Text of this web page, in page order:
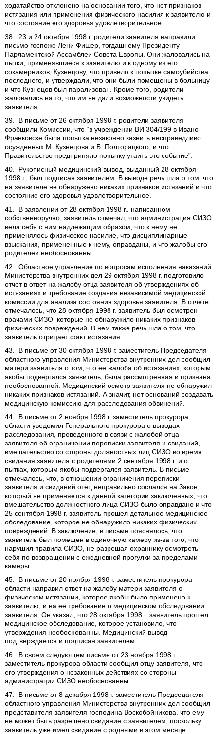
ходатайство отклонено на основании того, что нет признаков
истязания или применения физического насилия к заявителю и
что состояние его здоровья удовлетворительное.
38. 23 и 24 октября 1998 г. родители заявителя направили
письмо госпоже Лени Фишер, тогдашнему Президенту
Парламентской Ассамблеи Совета Европы. Они жаловались на
пытки, применявшиеся к заявителю и к одному из его
сокамерников, Кузнецову, что привело к попытке самоубийства
последнего, и утверждали, что они были помещены в больницу
и что Кузнецов был парализован. Кроме того, родители
жаловались на то, что им не дали возможности увидеть
заявителя.
39. В письме от 26 октября 1998 г. родители заявителя
сообщили Комиссии, что “в учреждении ВИ 304/199 в Ивано-
Франковске была попытка незаконно казнить несправедливо
осужденных М. Кузнецова и Б. Полторацкого, и что
Правительство предприняло попытку утаить это событие”.
40. Рукописный медицинский вывод, выданный 28 октября
1998 г., был подписан заявителем. В выводе речь шла о том, что
на заявителе не обнаружено никаких признаков истязаний и что
состояние его здоровья удовлетворительное.
41. В заявлении от 28 октября 1998 г., написанном
собственноручно, заявитель отмечал, что администрация СИЗО
вела себя с ним надлежащим образом, что к нему не
применялось физическое насилие, что дисциплинарные
взыскания, примененные к нему, оправданы, и что жалобы его
родителей необоснованны.
42. Областное управление по вопросам исполнения наказаний
Министерства внутренних дел 29 октября 1998 г. подготовило
отчет в ответ на жалобу отца заявителя об утверждениях об
истязаниях и требование создания независимой медицинской
комиссии для анализа состояния здоровья заявителя. В отчете
отмечалось, что 28 октября 1998 г. заявитель был осмотрен
врачами СИЗО, которые не обнаружило никаких признаков
физических повреждений. В нем также речь шла о том, что
заявитель отрицает факт истязания.
43. В письме от 30 октября 1998 г. заместитель Председателя
областного управления Министерства внутренних дел сообщил
матери заявителя о том, что ее жалоба об истязаниях, которым
якобы подвергался заявитель, была рассмотренная и признана
необоснованной. Медицинский осмотр заявителя не обнаружил
никаких признаков истязаний. А значит, нет оснований создавать
медицинскую комиссию для расследования обвинений.
44. В письме от 2 ноября 1998 г. заместитель прокурора
области уведомил Генерального прокурора о выводах
расследования, проведенного в связи с жалобой отца
заявителя об ограничении переписки заявителя и свиданий,
вмешательство со стороны должностных лиц СИЗО во время
свидания заявителя с родителями 2 сентября 1998 г. и о
пытках, которым якобы подвергался заявитель. В письме
отмечалось, что, в отношении ограничения переписки
заявителя и свиданий отец неправильно сослался на Закон,
который не применяется к данной категории заключенных, что
вмешательство должностного лица СИЗО было оправдано и что
25 сентября 1998 г. заявитель прошел детальное медицинское
обследование, которое не обнаружило никаких физических
повреждений. В заключение, в письме пояснялось, что
заявитель был помещен в одиночную камеру из-за того, что
нарушил правила СИЗО, не разрешая охраннику осмотреть
себя по возвращении с ежедневной прогулки за пределами
камеры.
45. В письме от 20 ноября 1998 г. заместитель прокурора
области направил ответ на жалобу матери заявителя о
физическом истязании, которое якобы было применено к
заявителю, и на ее требование о медицинском обследовании
заявителя. Он указал, что 28 октября 1998 г. заявитель прошел
медицинское обследование, которое установило, что
утверждения необоснованны. Медицинский вывод
подтверждается и подписан заявителем.
46. В своем следующем письме от 23 ноября 1998 г.
заместитель прокурора области сообщил отцу заявителя, что
его утверждения о незаконных действиях со стороны
администрации СИЗО необоснованны.
47. В письме от 8 декабря 1998 г. заместитель Председателя
областного управления Министерства внутренних дел сообщил
представителя заявителя господина Воскобойникова, что ему
не может быть разрешено свидание с заявителем, поскольку
заявитель уже имел свидание с родными в этом месяце.